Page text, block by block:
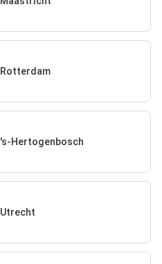
Rotterdam
's-Hertogenbosch
Utrecht